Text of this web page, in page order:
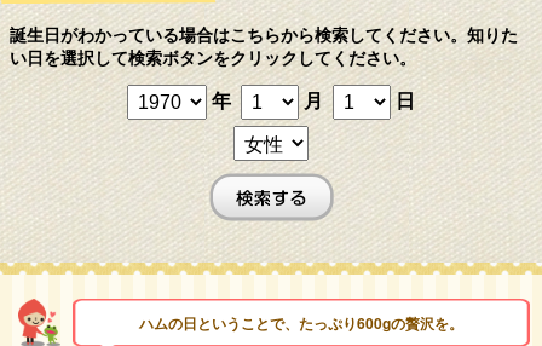
誕生日がわかっている場合はこちらから検索してください。知りた
い日を選択して検索ボタンをクリックしてください。
年 月 日
ハムの日ということで、たっぷり600gの贅沢を。